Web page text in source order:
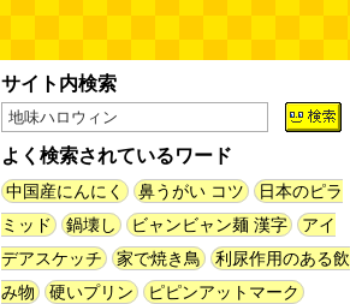
土浦の高架道路「土浦ニューウェ
イ」を見に行く（傑作選）(西村
まさゆき) (08.05 18:00)
ヘアスタイルが3Dになっている
美容室の看板(読者投稿) (08.05
16:00)
皿に乗った豚バラブロックの指輪
(べつやく れい)
(08.05 16:00)
サイト内検索
よく検索されているワード
中国産にんにく 鼻うがい コツ
日本のピラ
ミッド
鍋壊し ビャンビャン麺 漢字
アイ
デアスケッチ
家で焼き鳥
利尿作用のある飲
み物
硬いプリン ピピンアットマーク